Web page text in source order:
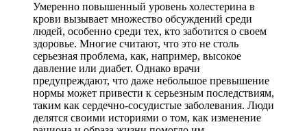
Умеренно повышенный уровень холестерина в
крови вызывает множество обсуждений среди
людей, особенно среди тех, кто заботится о своем
здоровье. Многие считают, что это не столь
серьезная проблема, как, например, высокое
давление или диабет. Однако врачи
предупреждают, что даже небольшое превышение
нормы может привести к серьезным последствиям,
таким как сердечно-сосудистые заболевания. Люди
делятся своими историями о том, как изменение